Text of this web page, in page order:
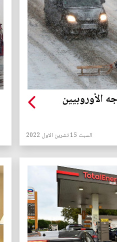
الأوروبيين
السبت 15 تشرين الاول 2022